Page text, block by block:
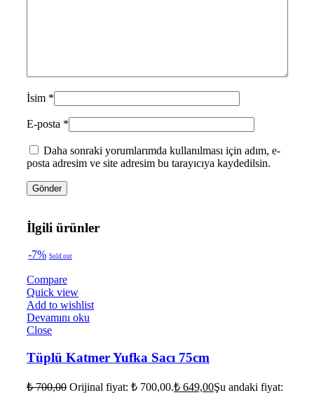
İsim *
E-posta *
Daha sonraki yorumlarımda kullanılması için adım, e-
posta adresim ve site adresim bu tarayıcıya kaydedilsin.
İlgili ürünler
-7% Sold out
Compare
Quick view
Add to wishlist
Devamını oku
Close
Tüplü Katmer Yufka Sacı 75cm
₺700,00 Orijinal fiyat: ₺ 700,00.₺ 649,00Şu andaki fiyat: